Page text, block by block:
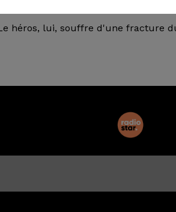
Ça s'est joué à 5 centimètres".
héros, lui, souffre d'une fracture